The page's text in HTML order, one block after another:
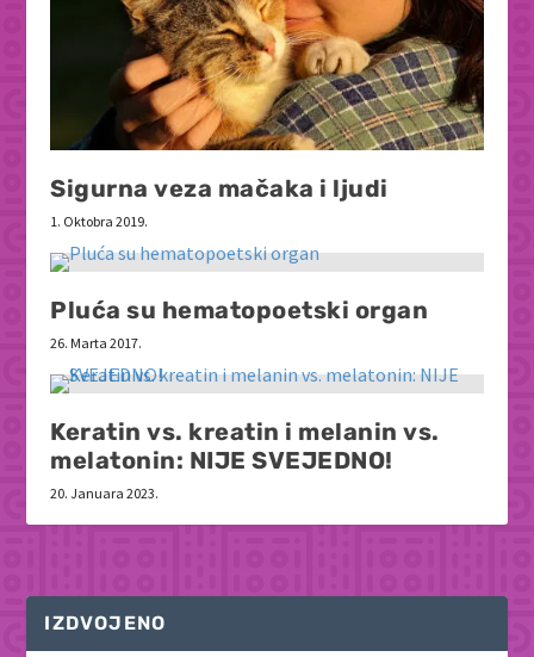
Sigurna veza mačaka i ljudi
1. Oktobra 2019.
Pluća su hematopoetski organ
26. Marta 2017.
Keratin vs. kreatin i melanin vs.
melatonin: NIJE SVEJEDNO!
20. Januara 2023.
IZDVOJENO